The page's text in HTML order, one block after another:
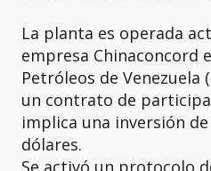
La planta es operada
empresa Chinaconcord
Petróleos de Venezuela
un contrato de
implica una inversión
dólares.
Se activó un protocolo